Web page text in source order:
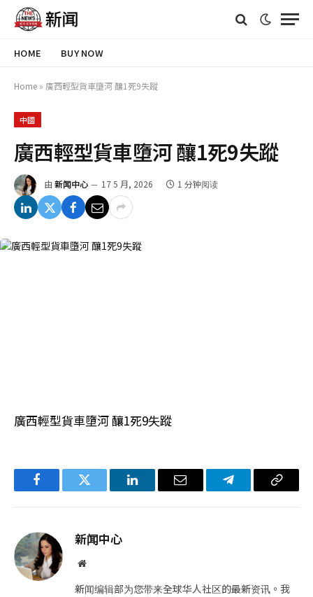
HOME BUY NOW
Home » 廣西輕型貨車墮河 釀1死9失蹤
中國
廣西輕型貨車墮河 釀1死9失蹤
由 新闻中心 17 5 月, 2026 1 分钟阅读
廣西輕型貨車墮河 釀1死9失蹤
FacebookTwitter LinkedIn电
Telegram复
新闻中心
网
新闻编辑部为您带来全球华人社区的最新资讯。我